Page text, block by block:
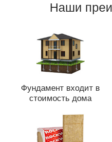
Наши
Фундамент входит в
стоимость дома